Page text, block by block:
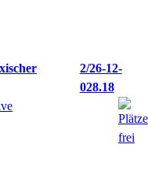
2/26-12-
028.18